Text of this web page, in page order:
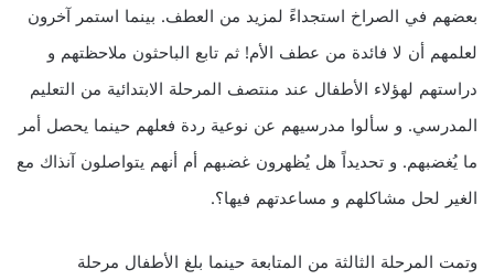
بعضهم في الصراخ استجداءً لمزيد من العطف. بينما استمر آخرون
لعلمهم أن لا فائدة من عطف الأم! ثم تابع الباحثون ملاحظتهم و
دراستهم لهؤلاء الأطفال عند منتصف المرحلة الابتدائية من التعليم
المدرسي. و سألوا مدرسيهم عن نوعية ردة فعلهم حينما يحصل أمر
ما يُغضبهم. و تحديداً هل يُظهرون غضبهم أم أنهم يتواصلون آنذاك مع
الغير لحل مشاكلهم و مساعدتهم فيها؟.
وتمت المرحلة الثالثة من المتابعة حينما بلغ الأطفال مرحلة